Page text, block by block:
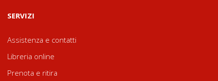
SERVIZI
Assistenza e contatti
Libreria online
Prenota e ritira